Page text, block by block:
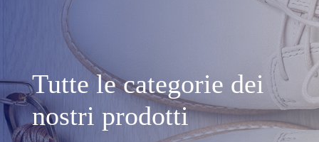
Tutte le categorie dei
nostri prodotti